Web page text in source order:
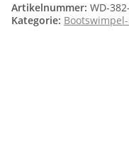
Artikelnummer: WD-
Kategorie: